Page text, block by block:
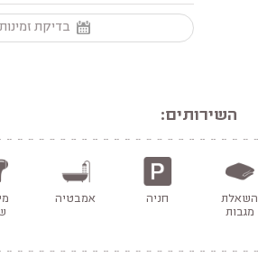
בדיקת
השירותים:
השאלת
מגבות
חניה אמבטיה